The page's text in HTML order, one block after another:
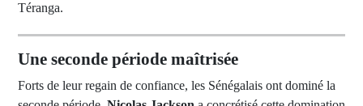
Téranga.
Une seconde période maîtrisée
Forts de leur regain de confiance, les Sénégalais ont dominé la